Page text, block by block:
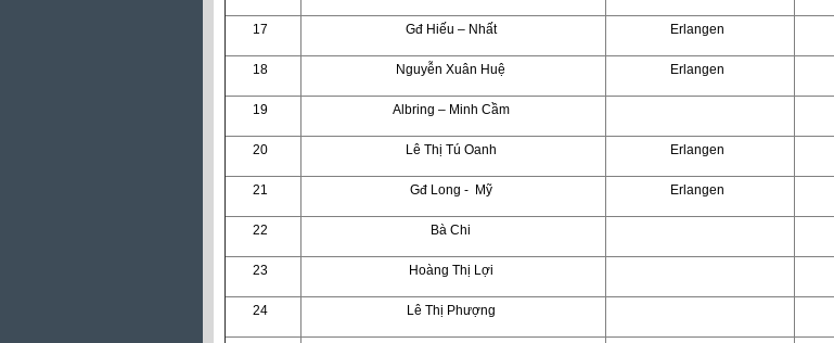
17 Gđ Hiếu – Nhất Erlangen
18 Nguyễn Xuân Huệ Erlangen
19 Albring – Minh Cầm
20 Lê Thị Tú Oanh Erlangen
21 Gđ Long - Mỹ Erlangen
22 Bà Chi
23 Hoàng Thị Lợi
24 Lê Thị Phượng